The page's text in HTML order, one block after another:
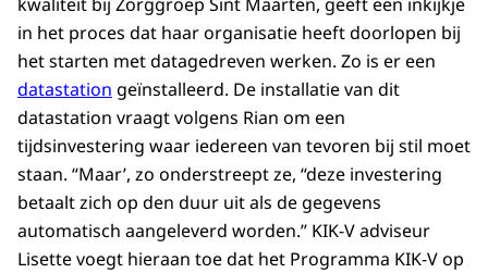
in het proces dat haar organisatie heeft doorlopen bij
het starten met datagedreven werken. Zo is er een
datastation geïnstalleerd. De installatie van dit
datastation vraagt volgens Rian om een
tijdsinvestering waar iedereen van tevoren bij stil moet
staan. “Maar’, zo onderstreept ze, “deze investering
betaalt zich op den duur uit als de gegevens
automatisch aangeleverd worden.’’ KIK-V adviseur
Lisette voegt hieraan toe dat het Programma KIK-V op